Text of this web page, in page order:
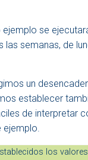
ejemplo se
semanas, de
un
establecer
de interpretar
ejemplo.
los